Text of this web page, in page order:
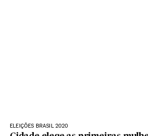
ELEIÇÕES BRASIL 2020